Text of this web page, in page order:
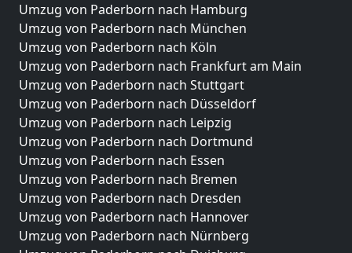
Umzug von Paderborn nach Hamburg
Umzug von Paderborn nach München
Umzug von Paderborn nach Köln
Umzug von Paderborn nach Frankfurt am Main
Umzug von Paderborn nach Stuttgart
Umzug von Paderborn nach Düsseldorf
Umzug von Paderborn nach Leipzig
Umzug von Paderborn nach Dortmund
Umzug von Paderborn nach Essen
Umzug von Paderborn nach Bremen
Umzug von Paderborn nach Dresden
Umzug von Paderborn nach Hannover
Umzug von Paderborn nach Nürnberg